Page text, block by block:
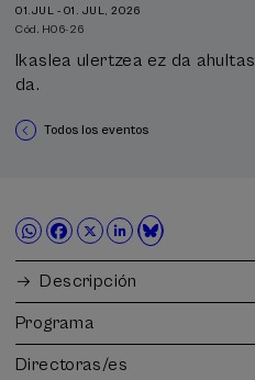
01.JUL - 01. JUL, 2026
Cód. H06-26
Ikaslea ulertzea ez da
da.
Todos los eventos
Descripción
Programa
Directoras/es